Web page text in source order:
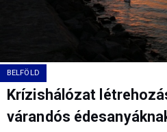
BELFÖLD
Krízishálózat
várandós